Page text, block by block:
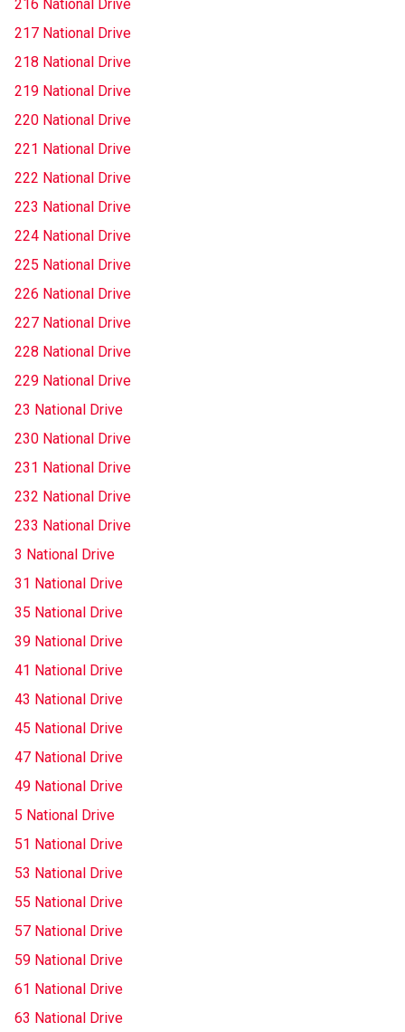
216 National Drive
217 National Drive
218 National Drive
219 National Drive
220 National Drive
221 National Drive
222 National Drive
223 National Drive
224 National Drive
225 National Drive
226 National Drive
227 National Drive
228 National Drive
229 National Drive
23 National Drive
230 National Drive
231 National Drive
232 National Drive
233 National Drive
3 National Drive
31 National Drive
35 National Drive
39 National Drive
41 National Drive
43 National Drive
45 National Drive
47 National Drive
49 National Drive
5 National Drive
51 National Drive
53 National Drive
55 National Drive
57 National Drive
59 National Drive
61 National Drive
63 National Drive